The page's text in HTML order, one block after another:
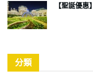
【聖誕優
分類